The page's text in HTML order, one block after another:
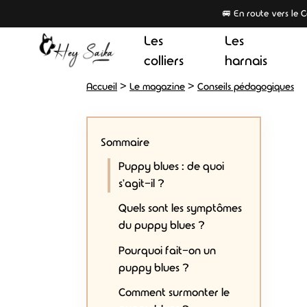
🚐 En route vers le
Les
colliers
Les
harnais
Accueil > Le magazine > Conseils pédagogiques
Sommaire
Puppy blues : de quoi
s'agit-il ?
Quels sont les symptômes
du puppy blues ?
Pourquoi fait-on un
puppy blues ?
Comment surmonter le